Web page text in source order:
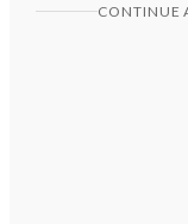
CONTINUE